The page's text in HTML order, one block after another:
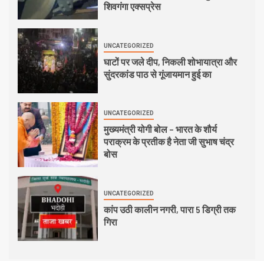
शिवगंगा एक्सप्रेस
UNCATEGORIZED
घाटों पर जले दीप, निकली शोभायात्रा और
सुंदरकांड पाठ से गूंजायमान हुई का
UNCATEGORIZED
मुख्यमंत्री योगी बोल – भारत के शौर्य
पराक्रम के प्रतीक है नेता जी सुभाष चंद्र
बोस
UNCATEGORIZED
कांप उठी कालीन नगरी, पारा 5 डिग्री तक
गिरा